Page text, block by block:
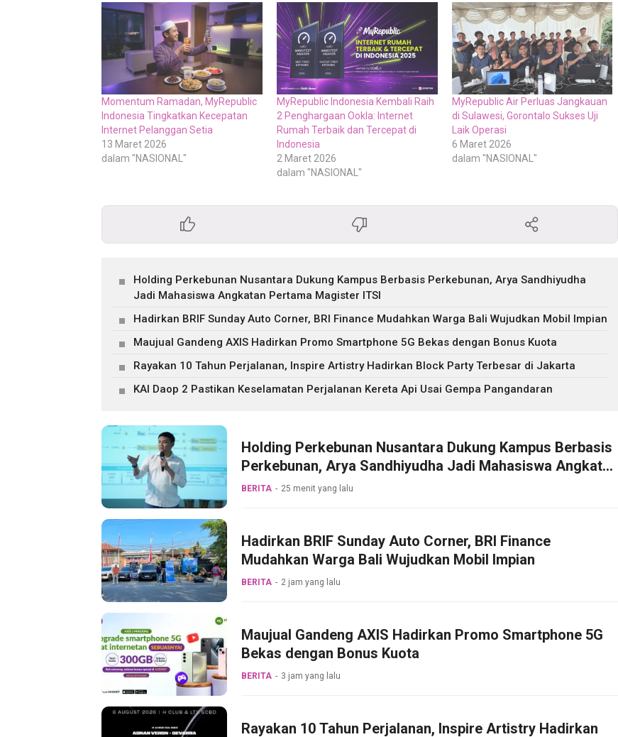
Momentum Ramadan, MyRepublic
Indonesia Tingkatkan Kecepatan
Internet Pelanggan Setia
13 Maret 2026
dalam "NASIONAL"
MyRepublic Indonesia Kembali Raih
2 Penghargaan Ookla: Internet
Rumah Terbaik dan Tercepat di
Indonesia
2 Maret 2026
dalam "NASIONAL"
MyRepublic Air Perluas Jangkauan
di Sulawesi, Gorontalo Sukses Uji
Laik Operasi
6 Maret 2026
dalam "NASIONAL"
Holding Perkebunan Nusantara Dukung Kampus Berbasis Perkebunan, Arya Sandhiyudha
Jadi Mahasiswa Angkatan Pertama Magister ITSI
Hadirkan BRIF Sunday Auto Corner, BRI Finance Mudahkan Warga Bali Wujudkan Mobil Impian
Maujual Gandeng AXIS Hadirkan Promo Smartphone 5G Bekas dengan Bonus Kuota
Rayakan 10 Tahun Perjalanan, Inspire Artistry Hadirkan Block Party Terbesar di Jakarta
KAI Daop 2 Pastikan Keselamatan Perjalanan Kereta Api Usai Gempa Pangandaran
Holding Perkebunan Nusantara Dukung Kampus Berbasis
Perkebunan, Arya Sandhiyudha Jadi Mahasiswa Angkatan
Pertama Magister ITSI
BERITA 25 menit yang lalu
Hadirkan BRIF Sunday Auto Corner, BRI Finance
Mudahkan Warga Bali Wujudkan Mobil Impian
BERITA 2 jam yang lalu
Maujual Gandeng AXIS Hadirkan Promo Smartphone 5G
Bekas dengan Bonus Kuota
BERITA 3 jam yang lalu
Rayakan 10 Tahun Perjalanan, Inspire Artistry Hadirkan